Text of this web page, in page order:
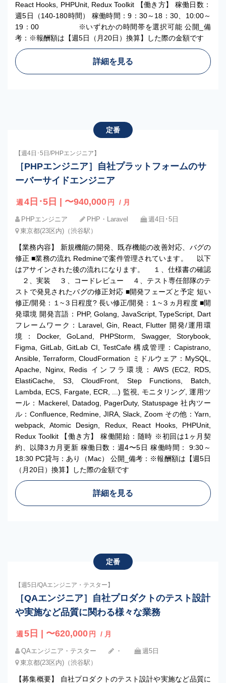
React Hooks, PHPUnit, Redux Toolkit 【働き方】 稼働日数：
週5日（140-180時間） 稼働時間：9：30～18：30、10:00～
19：00 ※いずれかの時間帯を選択可能 公開_備
考：※報酬額は【週5日（月20日）換算】した際の金額です
詳細を見る
定番
【週4日･5日/PHPエンジニア】
［PHPエンジニア］自社プラットフォームのサ
ーバーサイドエンジニア
週 4日･5日 | 〜940,000 円 / 月
PHPエンジニア PHP・Laravel
週4日･5日
東京都(23区内)（渋谷駅）
【業務内容】 新規機能の開発、既存機能の改善対応、バグの
修正 ■業務の流れ Redmineで案件管理されています。 以下
はアサインされた後の流れになります。 １、仕様書の確認
２、実装 ３、コードレビュー ４、テスト専任部隊のテ
ストで発見されたバグの修正対応 ■開発フェーズと予定 短い
修正/開発：１~３日程度? 長い修正/開発：１~３ヵ月程度 ■開
発環境 開発言語：PHP, Golang, JavaScript, TypeScript, Dart
フレームワーク：Laravel, Gin, React, Flutter 開発/運用環
境：Docker, GoLand, PHPStorm, Swagger, Storybook,
Figma, GitLab, GitLab CI, TestCafe 構成管理：Capistrano,
Ansible, Terraform, CloudFormation ミドルウェア：MySQL,
Apache, Nginx, Redis インフラ環境：AWS (EC2, RDS,
ElastiCache, S3, CloudFront, Step Functions, Batch,
Lambda, ECS, Fargate, ECR, ...) 監視, モニタリング, 運用ツ
ール：Mackerel, Datadog, PagerDuty, Statuspage 社内ツー
ル：Confluence, Redmine, JIRA, Slack, Zoom その他：Yarn,
webpack, Atomic Design, Redux, React Hooks, PHPUnit,
Redux Toolkit 【働き方】 稼働開始：随時 ※初回は1ヶ月契
約、以降3カ月更新 稼働日数：週4〜5日 稼働時間： 9:30～
18:30 PC貸与：あり（Mac） 公開_備考：※報酬額は【週5日
（月20日）換算】した際の金額です
詳細を見る
定番
【週5日/QAエンジニア・テスター】
［QAエンジニア］自社プロダクトのテスト設計
や実施など品質に関わる様々な業務
週 5日 | 〜620,000 円 / 月
QAエンジニア・テスター ・
週5日
東京都(23区内)（渋谷駅）
【募集概要】 自社プロダクトのテスト設計や実施など品質に